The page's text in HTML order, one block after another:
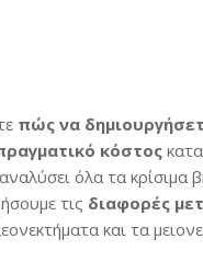
πώς να
κόστος
όλα τα κρίσιμα
τις διαφορές
και τα